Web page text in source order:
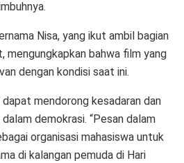
Nisa, yang ikut ambil bagian
mengungkapkan bahwa film yang
dengan kondisi saat ini.
dapat mendorong kesadaran dan
demokrasi. “Pesan dalam
organisasi mahasiswa untuk
di kalangan pemuda di Hari